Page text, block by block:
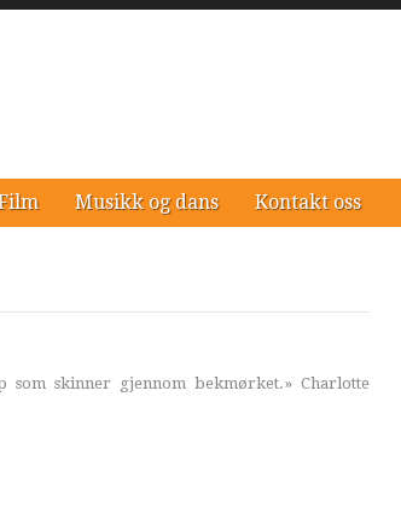
Musikk og dans Kontakt oss
skinner gjennom bekmørket.» Charlotte